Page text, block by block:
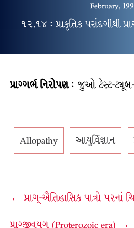
February,
૧૨.૧૪ : પ્રાકૃતિક પસંદગીથી
પ્રાગ્ગર્ભ નિરોપણ: જુઓ ટેસ્ટ-ટ્યૂબ-
Allopathy આયુર્વિજ્ઞાન
Post
navigation
← પ્રાગ્-ઐતિહાસિક પાત્રો પરનાં
પ્રાગ્જીવયુગ (Proterozoic era) →